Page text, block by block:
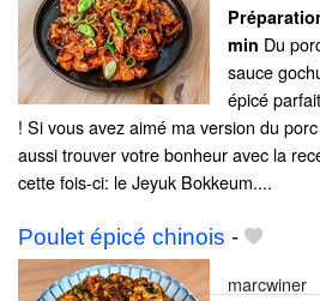
min Du
sauce
épicé
! Si vous avez aimé ma version du
aussi trouver votre bonheur avec la
cette fois-ci: le Jeyuk Bokkeum....
Poulet épicé chinois -
marcwiner